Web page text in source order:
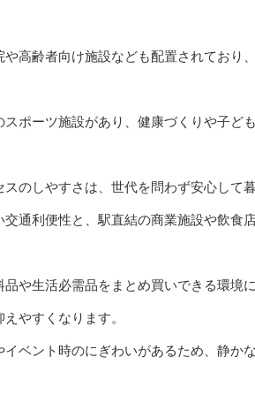
高齢者向け施設なども配置されており
ポーツ施設があり、健康づくりや子ど
のしやすさは、世代を問わず安心して
通利便性と、駅直結の商業施設や飲食
や生活必需品をまとめ買いできる環境
やすくなります。
ベント時のにぎわいがあるため、静か